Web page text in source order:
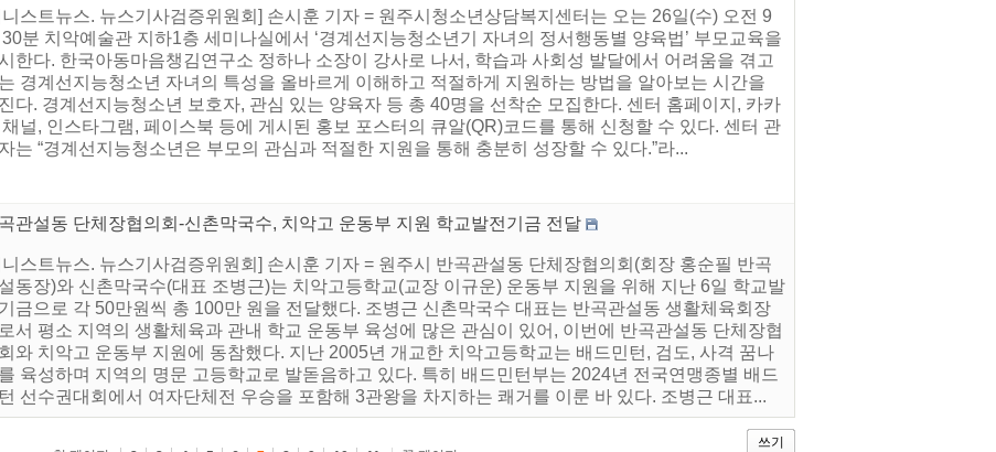
니스트뉴스. 뉴스기사검증위원회] 손시훈 기자 = 원주시청소년상담복지센터는 오는 26일(수) 오전 9
분 치악예술관 지하1층 세미나실에서 ‘경계선지능청소년기 자녀의 정서행동별 양육법’ 부모교육을
한다. 한국아동마음챙김연구소 정하나 소장이 강사로 나서, 학습과 사회성 발달에서 어려움을 겪고
경계선지능청소년 자녀의 특성을 올바르게 이해하고 적절하게 지원하는 방법을 알아보는 시간을
다. 경계선지능청소년 보호자, 관심 있는 양육자 등 총 40명을 선착순 모집한다. 센터 홈페이지, 카카
채널, 인스타그램, 페이스북 등에 게시된 홍보 포스터의 큐알(QR)코드를 통해 신청할 수 있다. 센터 관
는 “경계선지능청소년은 부모의 관심과 적절한 지원을 통해 충분히 성장할 수 있다.”라...
관설동 단체장협의회-신촌막국수, 치악고 운동부 지원 학교발전기금 전달
니스트뉴스. 뉴스기사검증위원회] 손시훈 기자 = 원주시 반곡관설동 단체장협의회(회장 홍순필 반곡
동장)와 신촌막국수(대표 조병근)는 치악고등학교(교장 이규운) 운동부 지원을 위해 지난 6일 학교발
금으로 각 50만원씩 총 100만 원을 전달했다. 조병근 신촌막국수 대표는 반곡관설동 생활체육회장
서 평소 지역의 생활체육과 관내 학교 운동부 육성에 많은 관심이 있어, 이번에 반곡관설동 단체장협
와 치악고 운동부 지원에 동참했다. 지난 2005년 개교한 치악고등학교는 배드민턴, 검도, 사격 꿈나
육성하며 지역의 명문 고등학교로 발돋음하고 있다. 특히 배드민턴부는 2024년 전국연맹종별 배드
선수권대회에서 여자단체전 우승을 포함해 3관왕을 차지하는 쾌거를 이룬 바 있다. 조병근 대표...
쓰기